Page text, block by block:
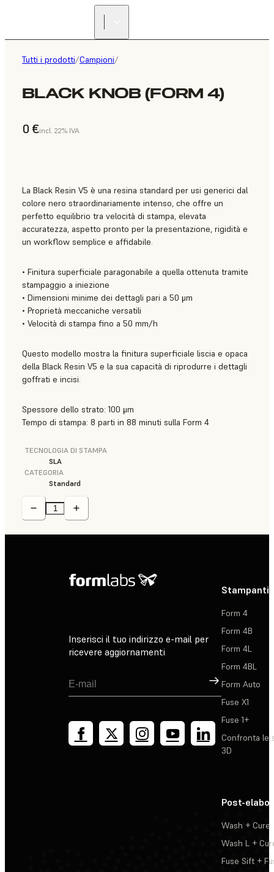
Tutti i prodotti/Campioni/
BLACK KNOB (FORM 4)
0 €incl. 22% IVA
La Black Resin V5 è una resina standard per usi generici dal
colore nero straordinariamente intenso, che offre un
perfetto equilibrio tra velocità di stampa, elevata
accuratezza, aspetto pronto per la presentazione, rigidità e
un workflow semplice e affidabile.
• Finitura superficiale paragonabile a quella ottenuta tramite
stampaggio a iniezione
• Dimensioni minime dei dettagli pari a 50 μm
• Proprietà meccaniche versatili
• Velocità di stampa fino a 50 mm/h
Questo modello mostra la finitura superficiale liscia e opaca
della Black Resin V5 e la sua capacità di riprodurre i dettagli
goffrati e incisi.
Spessore dello strato: 100 μm
Tempo di stampa: 8 parti in 88 minuti sulla Form 4
TECNOLOGIA DI STAMPA
SLA
CATEGORIA
Standard
Inserisci il tuo indirizzo e-mail per
ricevere aggiornamenti
Registrati
Stampanti
Form 4
Form 4B
Form 4L
Form 4BL
Form Auto
Fuse X1
Fuse 1+
Confronta le
3D
Post-
Wash + Cure
Wash L +
Fuse Sift +